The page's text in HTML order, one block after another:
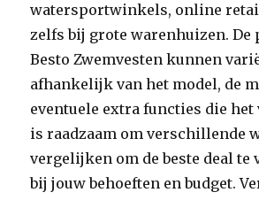
watersportwinkels, online
zelfs bij grote warenhuizen. De
Besto Zwemvesten kunnen
afhankelijk van het model, de
eventuele extra functies die het
is raadzaam om verschillende
vergelijken om de beste deal te
bij jouw behoeften en budget.